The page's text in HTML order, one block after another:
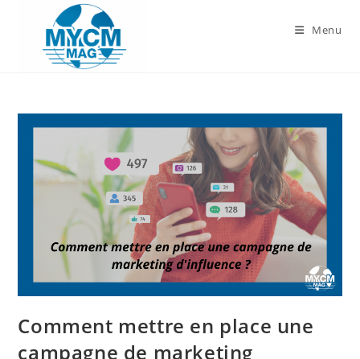
Menu
Comment mettre en place une
campagne de marketing